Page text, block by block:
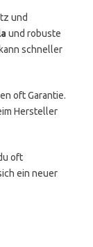
und
und robuste
schneller
oft Garantie.
Hersteller
oft
ein neuer